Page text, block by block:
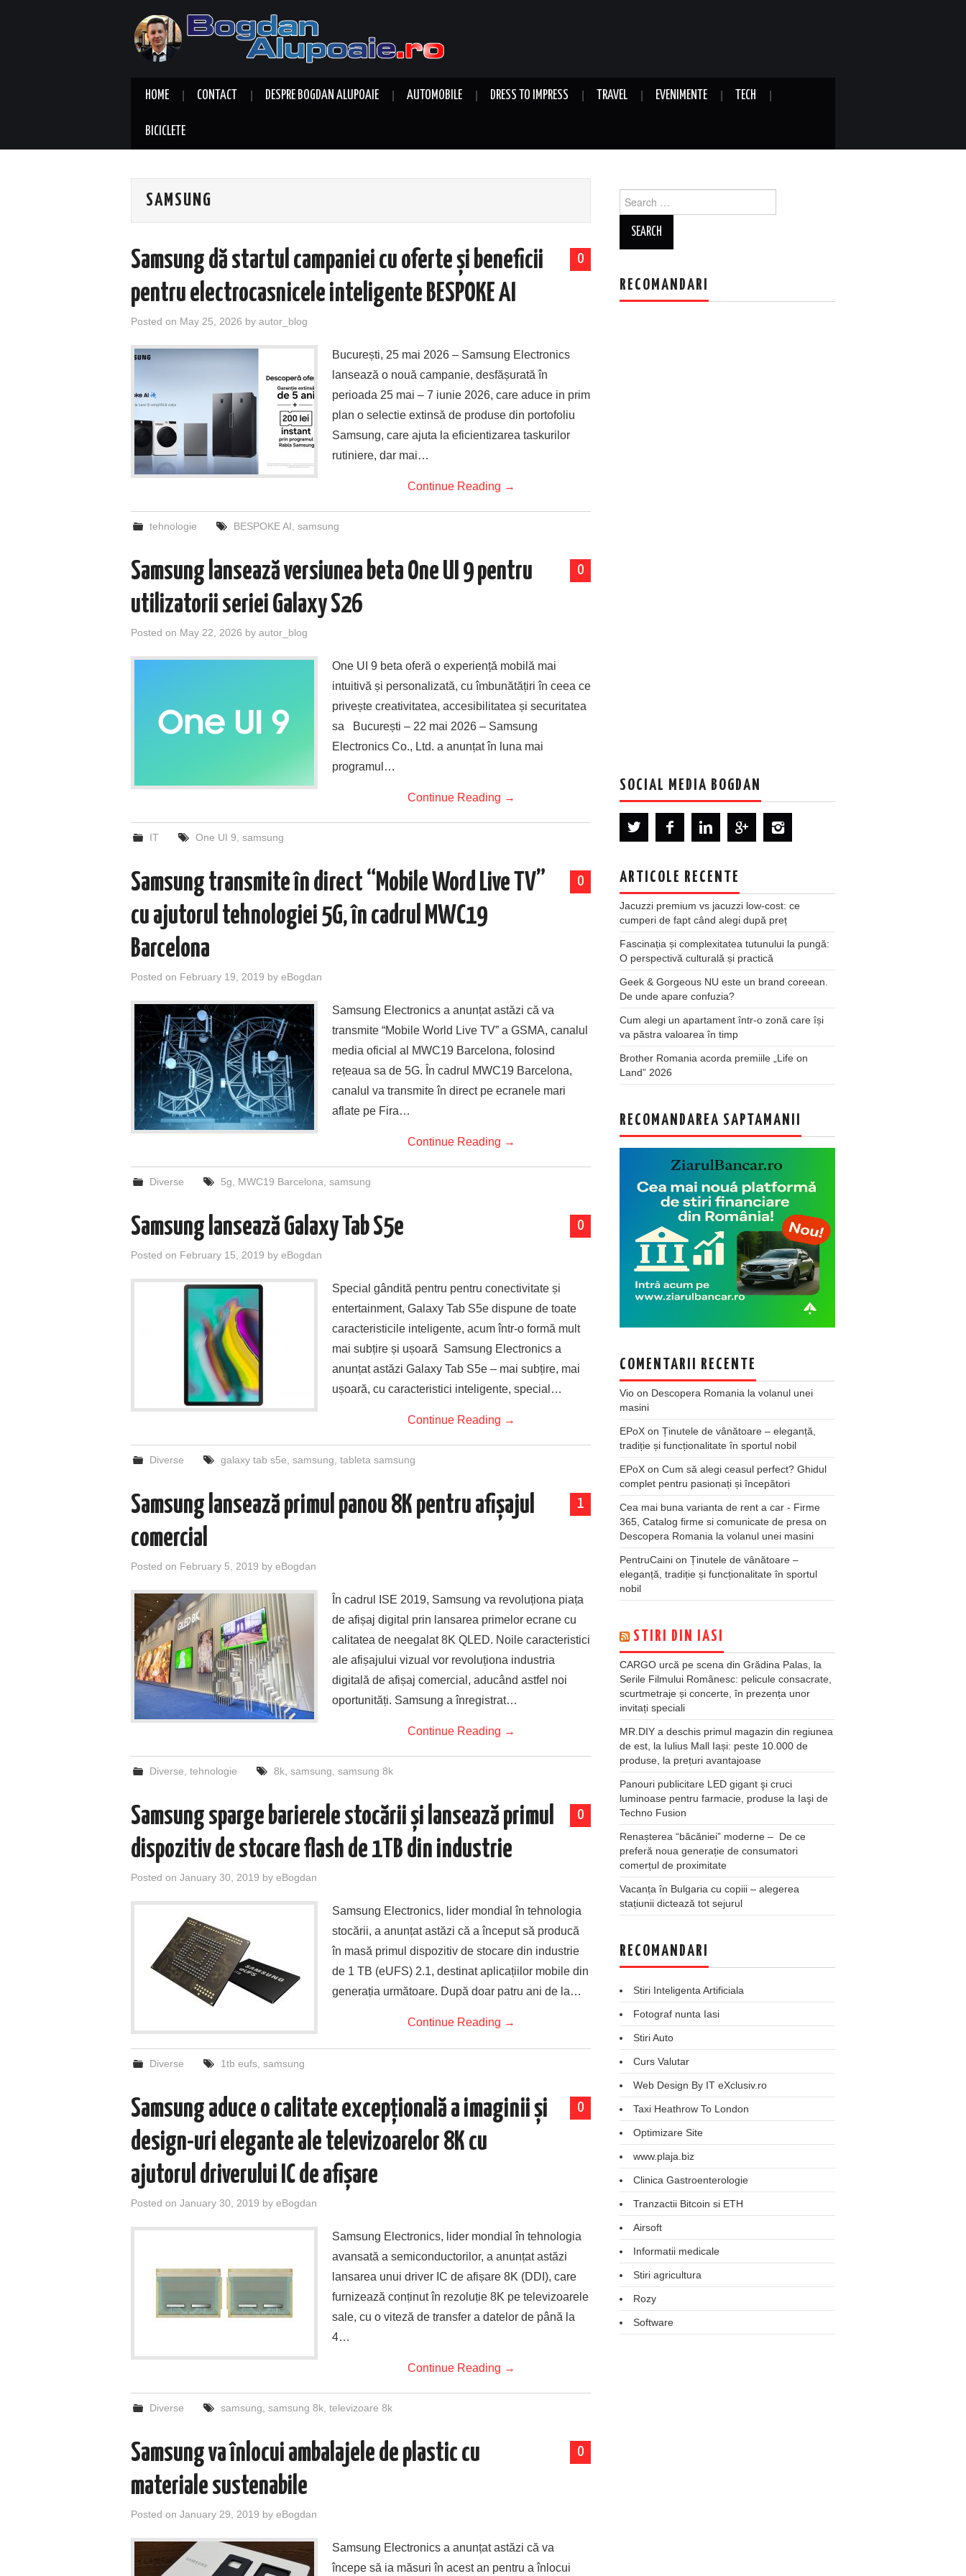
HOME CONTACT DESPRE BOGDAN ALUPOAIE AUTOMOBILE DRESS TO IMPRESS TRAVEL EVENIMENTE TECH
BICICLETE
SAMSUNG
0
Samsung dă startul campaniei cu oferte și beneficii
pentru electrocasnicele inteligente BESPOKE AI
Posted on May 25, 2026 by autor_blog
București, 25 mai 2026 – Samsung Electronics
lansează o nouă campanie, desfășurată în
perioada 25 mai – 7 iunie 2026, care aduce in prim
plan o selectie extinsă de produse din portofoliu
Samsung, care ajuta la eficientizarea taskurilor
rutiniere, dar mai…
Continue Reading →
tehnologie BESPOKE AI samsung
0
Samsung lansează versiunea beta One UI 9 pentru
utilizatorii seriei Galaxy S26
Posted on May 22, 2026 by autor_blog
One UI 9 beta oferă o experiență mobilă mai
intuitivă și personalizată, cu îmbunătățiri în ceea ce
privește creativitatea, accesibilitatea și securitatea
sa București – 22 mai 2026 – Samsung
Electronics Co., Ltd. a anunțat în luna mai
programul…
Continue Reading →
IT One UI 9 samsung
0
Samsung transmite în direct “Mobile Word Live TV”
cu ajutorul tehnologiei 5G, în cadrul MWC19
Barcelona
Posted on February 19, 2019 by eBogdan
Samsung Electronics a anunțat astăzi că va
transmite “Mobile World Live TV” a GSMA, canalul
media oficial al MWC19 Barcelona, ​​folosind
rețeaua sa de 5G. În cadrul MWC19 Barcelona, ​​
canalul va transmite în direct pe ecranele mari
aflate pe Fira…
Continue Reading →
Diverse 5g MWC19 Barcelona samsung
0
Samsung lansează Galaxy Tab S5e
Posted on February 15, 2019 by eBogdan
Special gândită pentru pentru conectivitate și
entertainment, Galaxy Tab S5e dispune de toate
caracteristicile inteligente, acum într-o formă mult
mai subțire și ușoară Samsung Electronics a
anunțat astăzi Galaxy Tab S5e – mai subțire, mai
ușoară, cu caracteristici inteligente, special…
Continue Reading →
Diverse galaxy tab s5e samsung tableta samsung
1
Samsung lansează primul panou 8K pentru afișajul
comercial
Posted on February 5, 2019 by eBogdan
În cadrul ISE 2019, Samsung va revoluționa piața
de afișaj digital prin lansarea primelor ecrane cu
calitatea de neegalat 8K QLED. Noile caracteristici
ale afișajului vizual vor revoluționa industria
digitală de afișaj comercial, aducând astfel noi
oportunități. Samsung a înregistrat…
Continue Reading →
Diverse ,tehnologie 8k, samsung samsung 8k
0
Samsung sparge barierele stocării și lansează primul
dispozitiv de stocare flash de 1TB din industrie
Posted on January 30, 2019 by eBogdan
Samsung Electronics, lider mondial în tehnologia
stocării, a anunțat astăzi că a început să producă
în masă primul dispozitiv de stocare din industrie
de 1 TB (eUFS) 2.1, destinat aplicațiilor mobile din
generația următoare. După doar patru ani de la…
Continue Reading →
Diverse 1tb eufs, samsung
0
Samsung aduce o calitate excepțională a imaginii și
design-uri elegante ale televizoarelor 8K cu
ajutorul driverului IC de afișare
Posted on January 30, 2019 by eBogdan
Samsung Electronics, lider mondial în tehnologia
avansată a semiconductorilor, a anunțat astăzi
lansarea unui driver IC de afișare 8K (DDI), care
furnizează conținut în rezoluție 8K pe televizoarele
sale, cu o viteză de transfer a datelor de până la
4…
Continue Reading →
Diverse samsung samsung 8k, televizoare 8k
0
Samsung va înlocui ambalajele de plastic cu
materiale sustenabile
Posted on January 29, 2019 by eBogdan
Samsung Electronics a anunțat astăzi că va
începe să ia măsuri în acest an pentru a înlocui
for:
RECOMANDARI
SOCIAL MEDIA BOGDAN
ARTICOLE RECENTE
Jacuzzi premium vs jacuzzi low-cost: ce
cumperi de fapt când alegi după preț
Fascinația și complexitatea tutunului la pungă:
O perspectivă culturală și practică
Geek & Gorgeous NU este un brand coreean.
De unde apare confuzia?
Cum alegi un apartament într-o zonă care își
va păstra valoarea în timp
Brother Romania acorda premiile „Life on
Land” 2026
RECOMANDAREA SAPTAMANII
COMENTARII RECENTE
Vio on Descopera Romania la volanul unei
masini
EPoX on Ținutele de vânătoare – eleganță,
tradiție și funcționalitate în sportul nobil
EPoX on Cum să alegi ceasul perfect? Ghidul
complet pentru pasionați și începători
Cea mai buna varianta de rent a car - Firme
365, Catalog firme si comunicate de presa on
Descopera Romania la volanul unei masini
PentruCaini on Ținutele de vânătoare –
eleganță, tradiție și funcționalitate în sportul
nobil
STIRI DIN IASI
CARGO urcă pe scena din Grădina Palas, la
Serile Filmului Românesc: pelicule consacrate,
scurtmetraje și concerte, în prezența unor
invitați speciali
MR.DIY a deschis primul magazin din regiunea
de est, la Iulius Mall Iași: peste 10.000 de
produse, la prețuri avantajoase
Panouri publicitare LED gigant şi cruci
luminoase pentru farmacie, produse la Iaşi de
Techno Fusion
Renașterea “băcăniei” moderne – De ce
preferă noua generație de consumatori
comerțul de proximitate
Vacanța în Bulgaria cu copiii – alegerea
stațiunii dictează tot sejurul
RECOMANDARI
Stiri Inteligenta Artificiala
Fotograf nunta Iasi
Stiri Auto
Curs Valutar
Web Design By IT eXclusiv.ro
Taxi Heathrow To London
Optimizare Site
www.plaja.biz
Clinica Gastroenterologie
Tranzactii Bitcoin si ETH
Airsoft
Informatii medicale
Stiri agricultura
Rozy
Software